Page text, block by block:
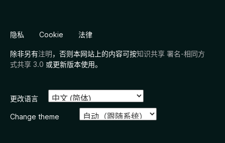
隐私 Cookie 法律
除非另有注明，否则本网站上的内容可按知识共享 署名-相同方
式共享 3.0 或更新版本使用。
更改语言
Change theme